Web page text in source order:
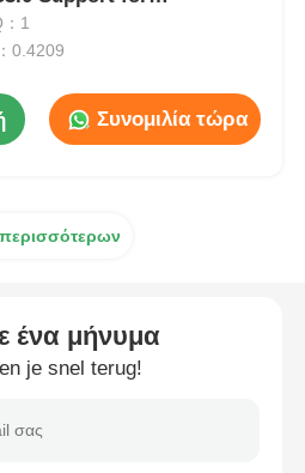
MCU
υπέρυθρου
κυκλώματος DSP
PPS/PD2.0 and
QC2.0 Power
1
0.4209
Συνομιλία τώρα
περισσότερων
ένα μήνυμα
je snel terug!